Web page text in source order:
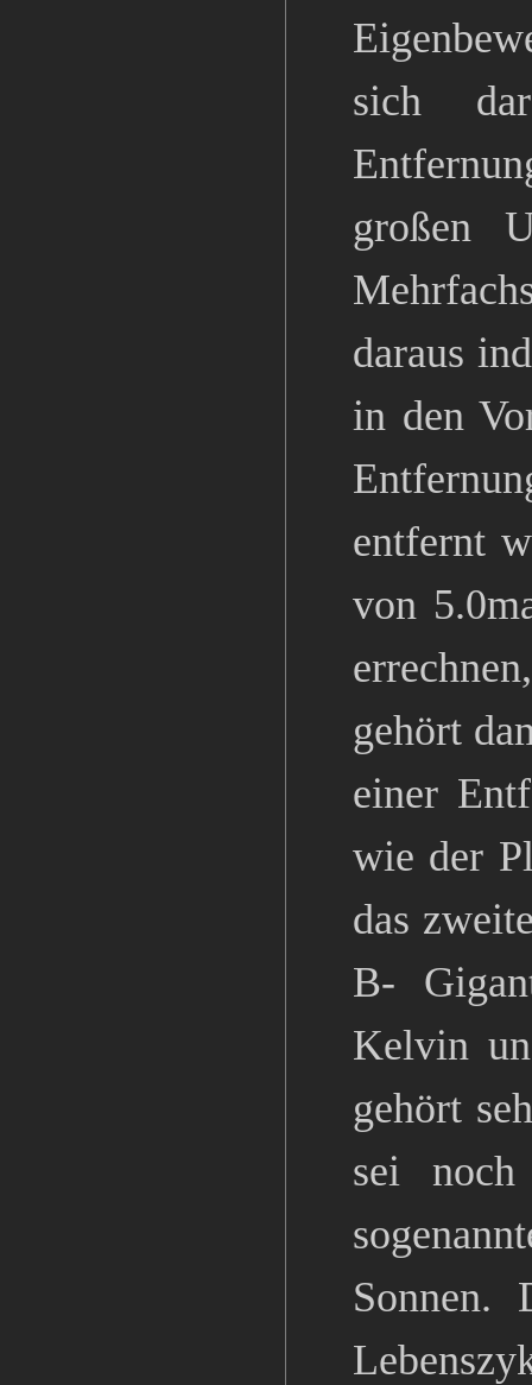
sich
großen
daraus
in den
entfernt
von
gehört
einer
wie der
das
B-
Kelvin
gehört
sei
Sonnen.